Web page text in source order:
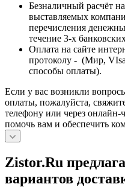
Безналичный расчёт
выставляемых
перечисления
течение 3-х
Оплата на сайте
протоколу - (Мир,
способы оплаты).
Если у вас возникли
оплаты, пожалуйста,
телефону или через
помочь вам и обеспечить
Zistor.Ru
вариантов